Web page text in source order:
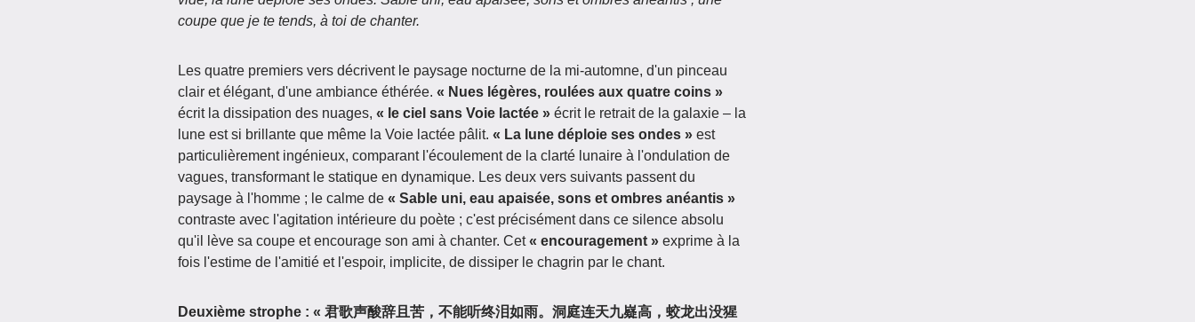
coupe que je te tends, à toi de chanter.
Les quatre premiers vers décrivent le paysage nocturne de la mi-automne, d'un pinceau
clair et élégant, d'une ambiance éthérée. « Nues légères, roulées aux quatre coins »
écrit la dissipation des nuages, « le ciel sans Voie lactée » écrit le retrait de la galaxie – la
lune est si brillante que même la Voie lactée pâlit. « La lune déploie ses ondes » est
particulièrement ingénieux, comparant l'écoulement de la clarté lunaire à l'ondulation de
vagues, transformant le statique en dynamique. Les deux vers suivants passent du
paysage à l'homme ; le calme de « Sable uni, eau apaisée, sons et ombres anéantis »
contraste avec l'agitation intérieure du poète ; c'est précisément dans ce silence absolu
qu'il lève sa coupe et encourage son ami à chanter. Cet« encouragement » exprime à la
fois l'estime de l'amitié et l'espoir, implicite, de dissiper le chagrin par le chant.
Deuxième strophe : « 君歌声酸辞且苦，不能听终泪如雨。洞庭连天九嶷高，蛟龙出没猩